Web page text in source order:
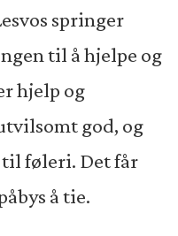
springer
til å hjelpe og
hjelp og
god, og
føleri. Det får
å tie.